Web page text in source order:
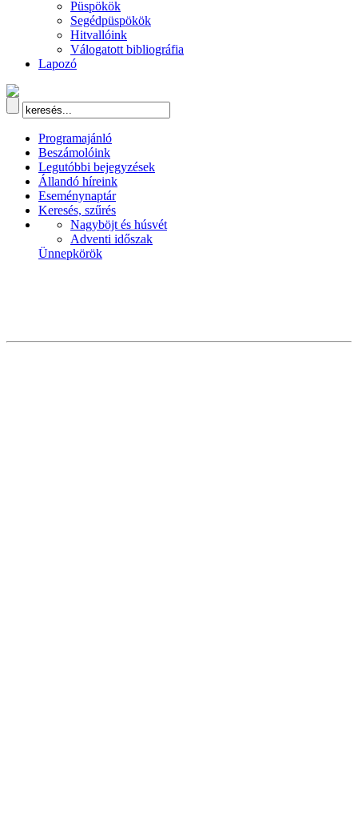
Püspökök
Segédpüspökök
Hitvallóink
Válogatott bibliográfia
Lapozó
Programajánló
Beszámolóink
Legutóbbi bejegyzések
Állandó híreink
Eseménynaptár
Keresés, szűrés
Nagyböjt és húsvét
Adventi időszak
Ünnepkörök